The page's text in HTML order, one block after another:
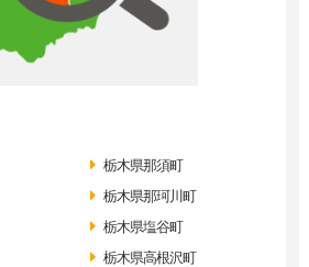
栃木県那須町
栃木県那珂川町
栃木県塩谷町
栃木県高根沢町